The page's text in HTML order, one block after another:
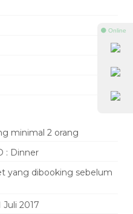
minimal 2 orang
: Dinner
yang dibooking sebelum
2017
⚫ Online